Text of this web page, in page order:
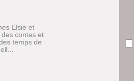
Elsie et
contes et
temps de